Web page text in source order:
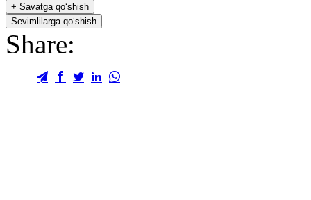
+ Savatga qo‘shish
Sevimlilarga qo‘shish
Share: